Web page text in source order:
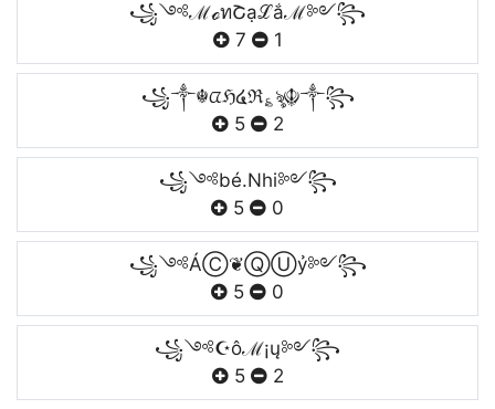
꧁༺ℳℴทՇạℒắℳ༻꧂
7
1
꧁༒☬ᤂℌ໔ℜ؏ৡ☬༒꧂
5
2
꧁༺bé.Nhi༻꧂
5
0
꧁༺ÁⒸ❦ⓆⓊỷ༻꧂
5
0
꧁༺☪ôℳ¡ų༻꧂
5
2